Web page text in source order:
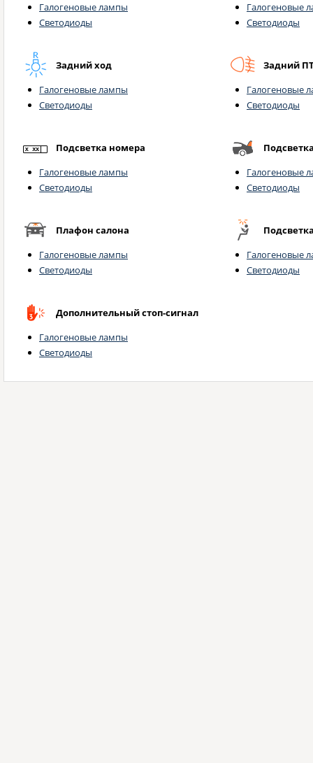
Галогеновые лампы
Светодиоды
Галогеновые
Светодиоды
Задний ход
Галогеновые лампы
Светодиоды
Задний
Галогеновые
Светодиоды
Подсветка номера
Галогеновые лампы
Светодиоды
Галогеновые
Светодиоды
Плафон салона
Галогеновые лампы
Светодиоды
Галогеновые
Светодиоды
Дополнительный стоп-сигнал
Галогеновые лампы
Светодиоды